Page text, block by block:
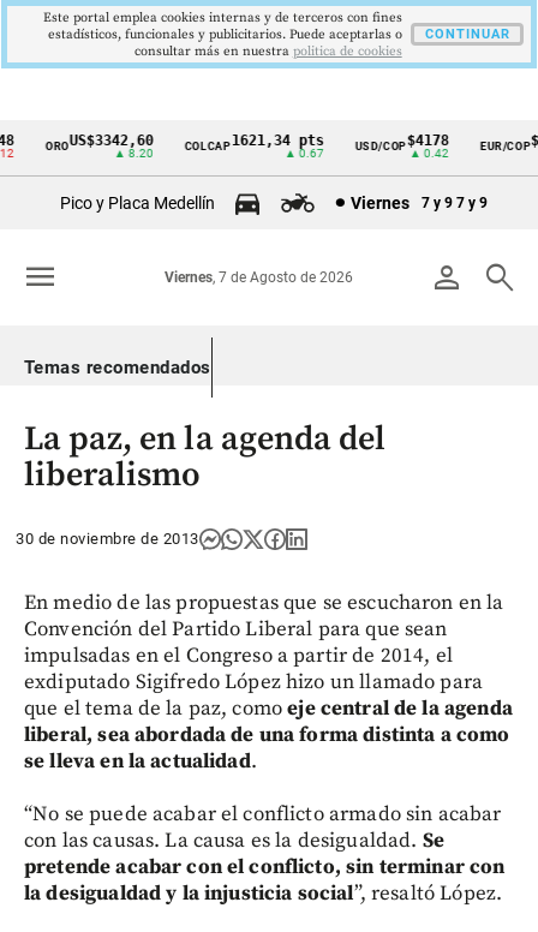
Cintillo
Colombia
OROUS$3342,60
▲ 8.20
COLCAP1621,34 pts
▲ 0.67
USD/COP$4178
▲ 0.42
EUR/COP
Pico y Placa Medellín Viernes 7 y 9 7 y 9
person search
Viernes, 7 de Agosto de 2026
menu
Temas recomendados
La paz, en la agenda del
liberalismo
30 de noviembre de 2013
En medio de las propuestas que se escucharon en la
Convención del Partido Liberal para que sean
impulsadas en el Congreso a partir de 2014, el
exdiputado Sigifredo López hizo un llamado para
que el tema de la paz, comoeje central de la agenda
liberal, sea abordada de una forma distinta a como
se lleva en la actualidad.
“No se puede acabar el conflicto armado sin acabar
con las causas. La causa es la desigualdad. Se
pretende acabar con el conflicto, sin terminar con
la desigualdad y la injusticia social”, resaltó López.
Este portal emplea cookies internas y de terceros con fines
estadísticos, funcionales y publicitarios. Puede aceptarlas o
consultar más en nuestra politica de cookies
CONTINUAR